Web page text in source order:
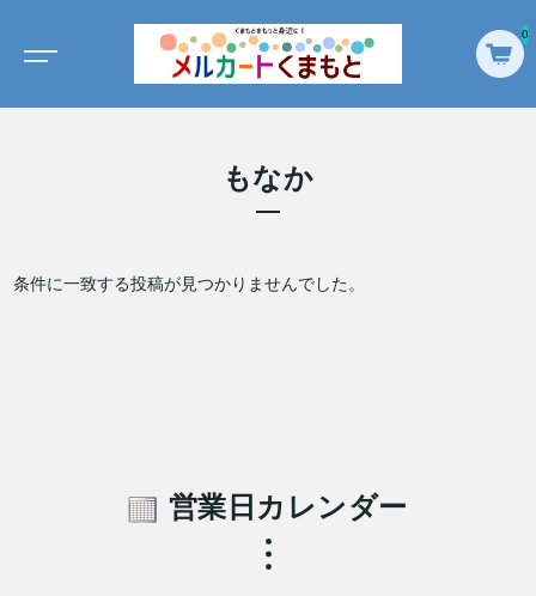
0
もなか
条件に一致する投稿が見つかりませんでした。
営業日カレンダー